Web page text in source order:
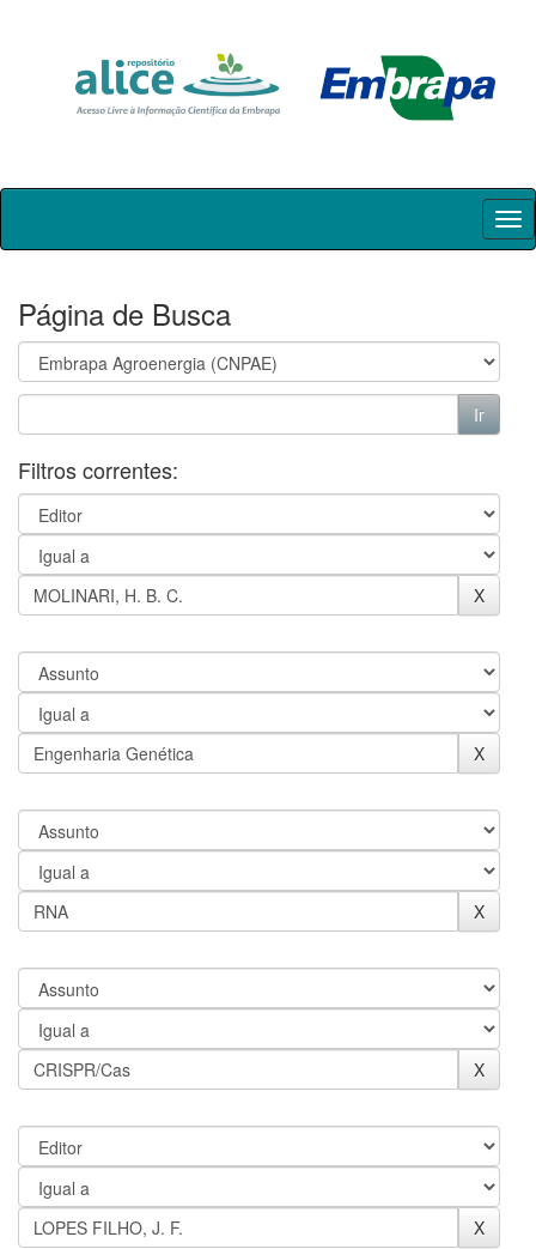
Skip
Página de Busca
Filtros correntes: